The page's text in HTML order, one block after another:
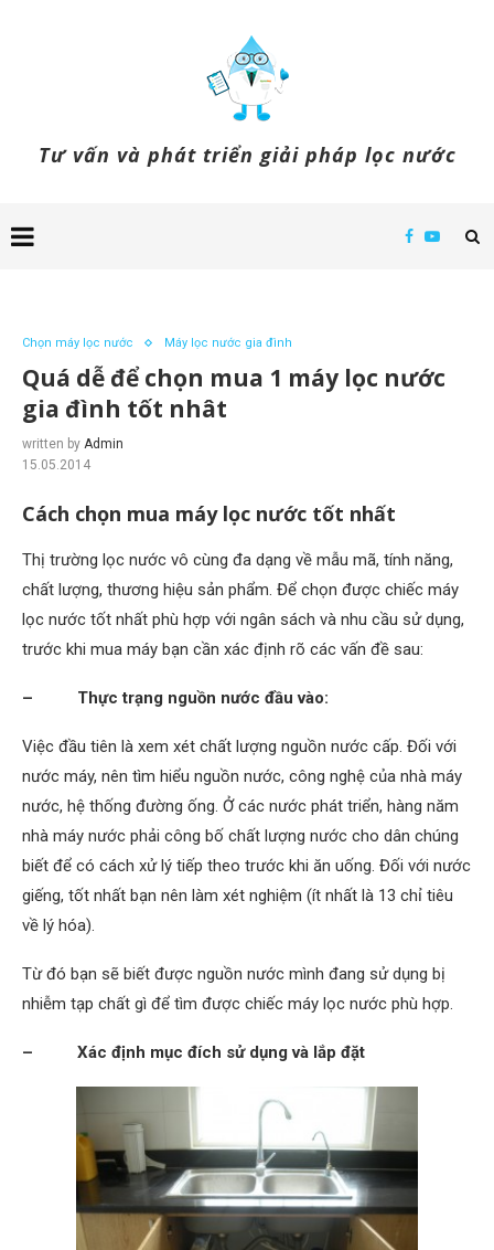
Tư vấn và phát triển giải pháp lọc nước
Chọn máy lọc nước Máy lọc nước gia đình
Quá dễ để chọn mua 1 máy lọc nước
gia đình tốt nhât
written by Admin
15.05.2014
Cách chọn mua máy lọc nước tốt nhất
Thị trường lọc nước vô cùng đa dạng về mẫu mã, tính năng,
chất lượng, thương hiệu sản phẩm. Để chọn được chiếc máy
lọc nước tốt nhất phù hợp với ngân sách và nhu cầu sử dụng,
trước khi mua máy bạn cần xác định rõ các vấn đề sau:
– Thực trạng nguồn nước đầu vào:
Việc đầu tiên là xem xét chất lượng nguồn nước cấp. Đối với
nước máy, nên tìm hiểu nguồn nước, công nghệ của nhà máy
nước, hệ thống đường ống. Ở các nước phát triển, hàng năm
nhà máy nước phải công bố chất lượng nước cho dân chúng
biết để có cách xử lý tiếp theo trước khi ăn uống. Đối với nước
giếng, tốt nhất bạn nên làm xét nghiệm (ít nhất là 13 chỉ tiêu
về lý hóa).
Từ đó bạn sẽ biết được nguồn nước mình đang sử dụng bị
nhiễm tạp chất gì để tìm được chiếc máy lọc nước phù hợp.
– Xác định mục đích sử dụng và lắp đặt